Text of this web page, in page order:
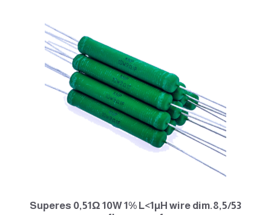
Superes 0,51Ω 10W 1% L<1µH wire dim.8,5/53